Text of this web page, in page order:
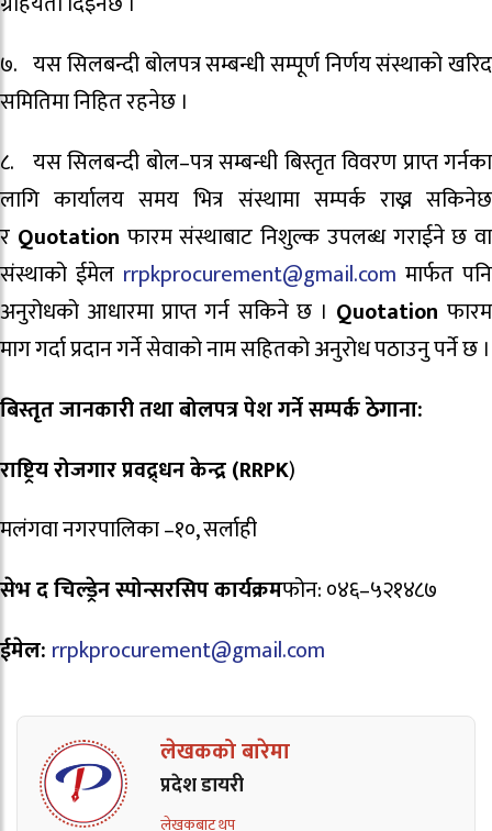
७. यस सिलबन्दी बोलपत्र सम्बन्धी सम्पूर्ण निर्णय संस्थाको खरिद
समितिमा निहित रहनेछ ।
८. यस सिलबन्दी बोल–पत्र सम्बन्धी बिस्तृत विवरण प्राप्त गर्नका
लागि कार्यालय समय भित्र संस्थामा सम्पर्क राख्न सकिनेछ
र Quotation फारम संस्थाबाट निशुल्क उपलब्ध गराईने छ वा
संस्थाको ईमेल rrpkprocurement@gmail.com मार्फत पनि
अनुरोधको आधारमा प्राप्त गर्न सकिने छ । Quotation फारम
माग गर्दा प्रदान गर्ने सेवाको नाम सहितको अनुरोध पठाउनु पर्ने छ ।
बिस्तृत जानकारी तथा बोलपत्र पेश गर्ने सम्पर्क ठेगाना:
राष्ट्रिय रोजगार प्रवद्र्धन केन्द्र (RRPK)
मलंगवा नगरपालिका –१०, सर्लाही
सेभ द चिल्ड्रेन स्पोन्सरसिप कार्यक्रमफोन: ०४६–५२१४८७
ईमेल: rrpkprocurement@gmail.com
लेखकको बारेमा
प्रदेश डायरी
लेखकबाट थप